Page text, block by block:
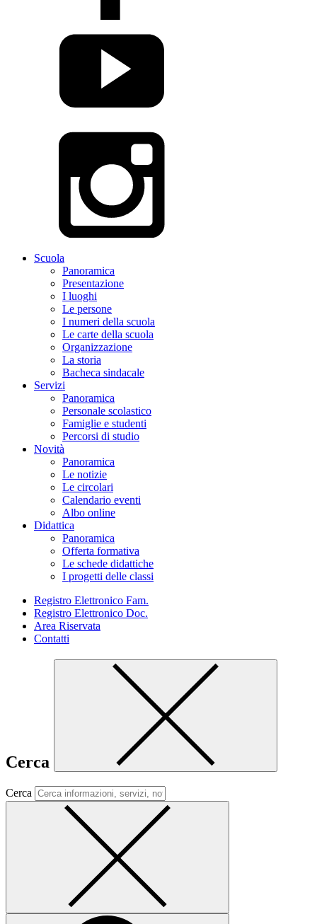
Scuola
Panoramica
Presentazione
I luoghi
Le persone
I numeri della scuola
Le carte della scuola
Organizzazione
La storia
Bacheca sindacale
Servizi
Panoramica
Personale scolastico
Famiglie e studenti
Percorsi di studio
Novità
Panoramica
Le notizie
Le circolari
Calendario eventi
Albo online
Didattica
Panoramica
Offerta formativa
Le schede didattiche
I progetti delle classi
Registro Elettronico Fam.
Registro Elettronico Doc.
Area Riservata
Contatti
Cerca
Cerca